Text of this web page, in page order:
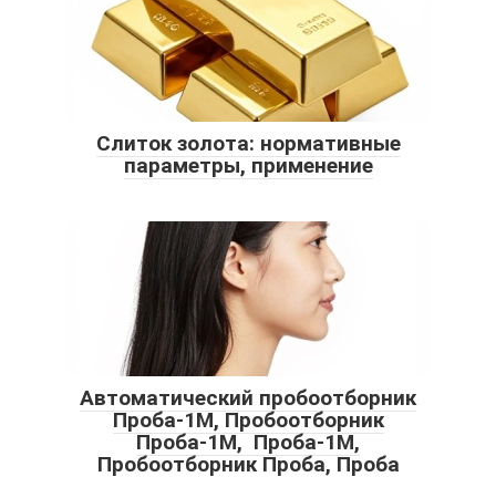
Слиток золота: нормативные
параметры, применение
Автоматический пробоотборник
Проба-1М, Пробоотборник
Проба-1М, Проба-1М,
Пробоотборник Проба, Проба